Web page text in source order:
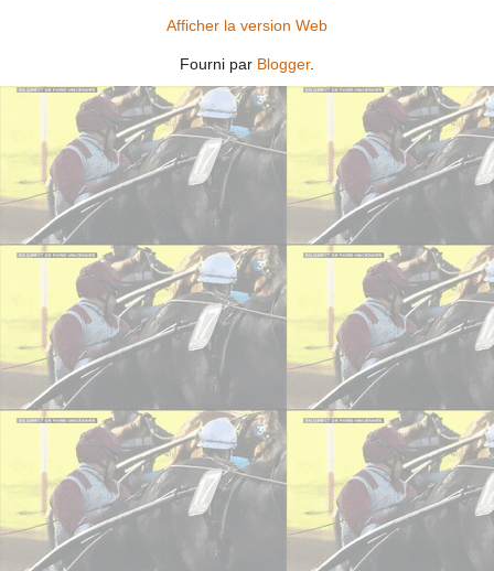
Afficher la version Web
Fourni par Blogger.